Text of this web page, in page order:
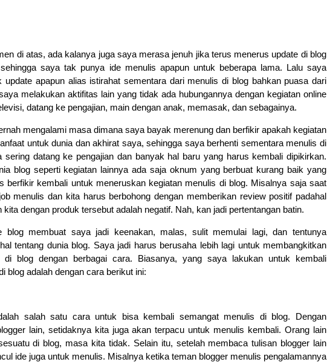
di atas, ada kalanya juga saya merasa jenuh jika terus menerus update di blog
saya tak punya ide menulis apapun untuk beberapa lama. Lalu saya
update apapun alias istirahat sementara dari menulis di blog bahkan puasa dari
melakukan aktifitas lain yang tidak ada hubungannya dengan kegiatan online
datang ke pengajian, main dengan anak, memasak, dan sebagainya.
mengalami masa dimana saya bayak merenung dan berfikir apakah kegiatan
untuk dunia dan akhirat saya, sehingga saya berhenti sementara menulis di
sering datang ke pengajian dan banyak hal baru yang harus kembali dipikirkan.
blog seperti kegiatan lainnya ada saja oknum yang berbuat kurang baik yang
berfikir kembali untuk meneruskan kegiatan menulis di blog. Misalnya saja saat
menulis dan kita harus berbohong dengan memberikan review positif padahal
kita dengan produk tersebut adalah negatif. Nah, kan jadi pertentangan batin.
blog membuat saya jadi keenakan, malas, sulit memulai lagi, dan tentunya
tentang dunia blog. Saya jadi harus berusaha lebih lagi untuk membangkitkan
di blog dengan berbagai cara. Biasanya, yang saya lakukan untuk kembali
blog adalah dengan cara berikut ini:
salah satu cara untuk bisa kembali semangat menulis di blog. Dengan
lain, setidaknya kita juga akan terpacu untuk menulis kembali. Orang lain
di blog, masa kita tidak. Selain itu, setelah membaca tulisan blogger lain
ide juga untuk menulis. Misalnya ketika teman blogger menulis pengalamannya